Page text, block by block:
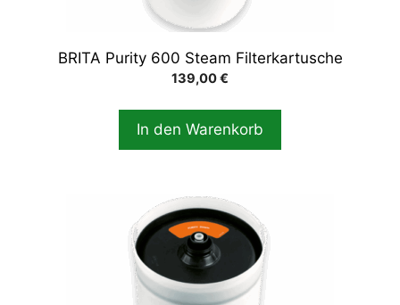
BRITA Purity 600 Steam Filterkartusche
139,00€
In den Warenkorb